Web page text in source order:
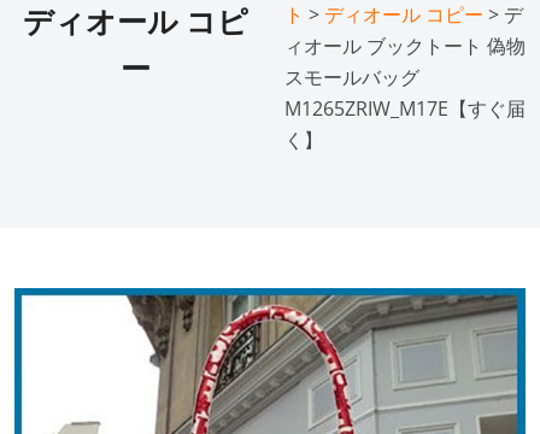
ディオール コピ
ー
ト > ディオール コピー > デ
ィオール ブックトート 偽物
スモールバッグ
M1265ZRIW_M17E【すぐ届
く】